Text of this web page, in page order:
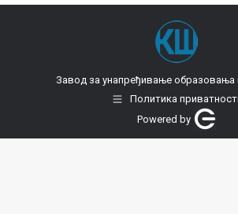
Завод за унапређивање образовања
Политика
Powered by